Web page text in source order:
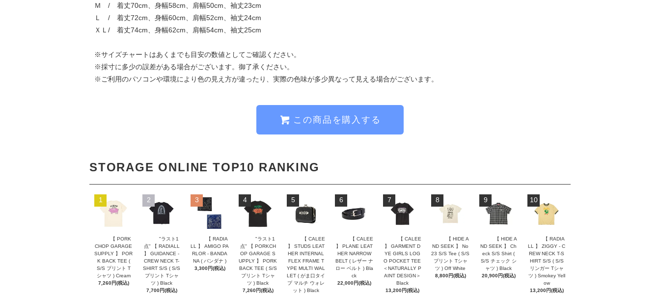
Ｍ / 着丈70cm、身幅58cm、肩幅50cm、袖丈23cm
Ｌ / 着丈72cm、身幅60cm、肩幅52cm、袖丈24cm
ＸＬ/ 着丈74cm、身幅62cm、肩幅54cm、袖丈25cm
※サイズチャートはあくまでも目安の数値としてご確認ください。
※採寸に多少の誤差がある場合がございます。御了承ください。
※ご利用のパソコンや環境により色の見え方が違ったり、実際の色味が多少異なって見える場合がございます。
この商品を購入する
STORAGE ONLINE TOP10 RANKING
1
【 PORK
CHOP GARAGE
SUPPLY 】 POR
K BACK TEE (
S/S プリント T
シャツ ) Cream
7,260円(税込)
2
"ラスト1
点" 【 RADIALL
】 GUIDANCE -
CREW NECK T-
SHIRT S/S ( S/S
プリント Tシャ
ツ ) Black
7,700円(税込)
3
【 RADIA
LL 】 AMIGO PA
RLOR - BANDA
NA ( バンダナ )
3,300円(税込)
4
"ラスト1
点" 【 PORKCH
OP GARAGE S
UPPLY 】 PORK
BACK TEE ( S/S
プリント Tシャ
ツ ) Black
7,260円(税込)
5
【 CALEE
】 STUDS LEAT
HER INTERNAL
FLEX FRAME T
YPE MULTI WAL
LET ( がま口タイ
プ マルチ ウォレ
ット ) Black
6
【 CALEE
】 PLANE LEAT
HER NARROW
BELT ( レザー ナ
ロー ベルト ) Bla
ck
22,000円(税込)
7
【 CALEE
】 GARMENT D
YE GIRLS LOG
O POCKET TEE
＜NATURALLY P
AINT DESIGN＞
Black
13,200円(税込)
8
【 HIDE A
ND SEEK 】 No
23 S/S Tee ( S/S
プリント Tシャ
ツ ) Off White
8,800円(税込)
9
【 HIDE A
ND SEEK 】 Ch
eck S/S Shirt (
S/S チェック シ
ャツ ) Black
20,900円(税込)
10
【 RADIA
LL 】 ZIGGY - C
REW NECK T-S
HIRT S/S ( S/S
リンガー Tシャ
ツ ) Smokey Yell
ow
13,200円(税込)